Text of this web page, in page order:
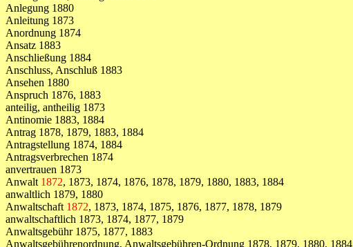
Anlegung 1880
Anleitung 1873
Anordnung 1874
Ansatz 1883
Anschließung 1884
Anschluss, Anschluß 1883
Ansehen 1880
Anspruch 1876, 1883
anteilig, antheilig 1873
Antinomie 1883, 1884
Antrag 1878, 1879, 1883, 1884
Antragstellung 1874, 1884
Antragsverbrechen 1874
anvertrauen 1873
Anwalt 1872, 1873, 1874, 1876, 1878, 1879, 1880, 1883, 1884
anwaltlich 1879, 1880
Anwaltschaft 1872, 1873, 1874, 1875, 1876, 1877, 1878, 1879
anwaltschaftlich 1873, 1874, 1877, 1879
Anwaltsgebühr 1875, 1877, 1883
Anwaltsgebührenordnung, Anwaltsgebühren-Ordnung 1878, 1879, 1880, 1884